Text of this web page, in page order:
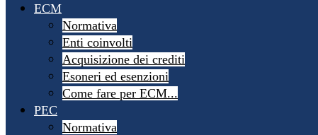
ECM
Normativa
Enti coinvolti
Acquisizione dei crediti
Esoneri ed esenzioni
Come fare per ECM...
PEC
Normativa